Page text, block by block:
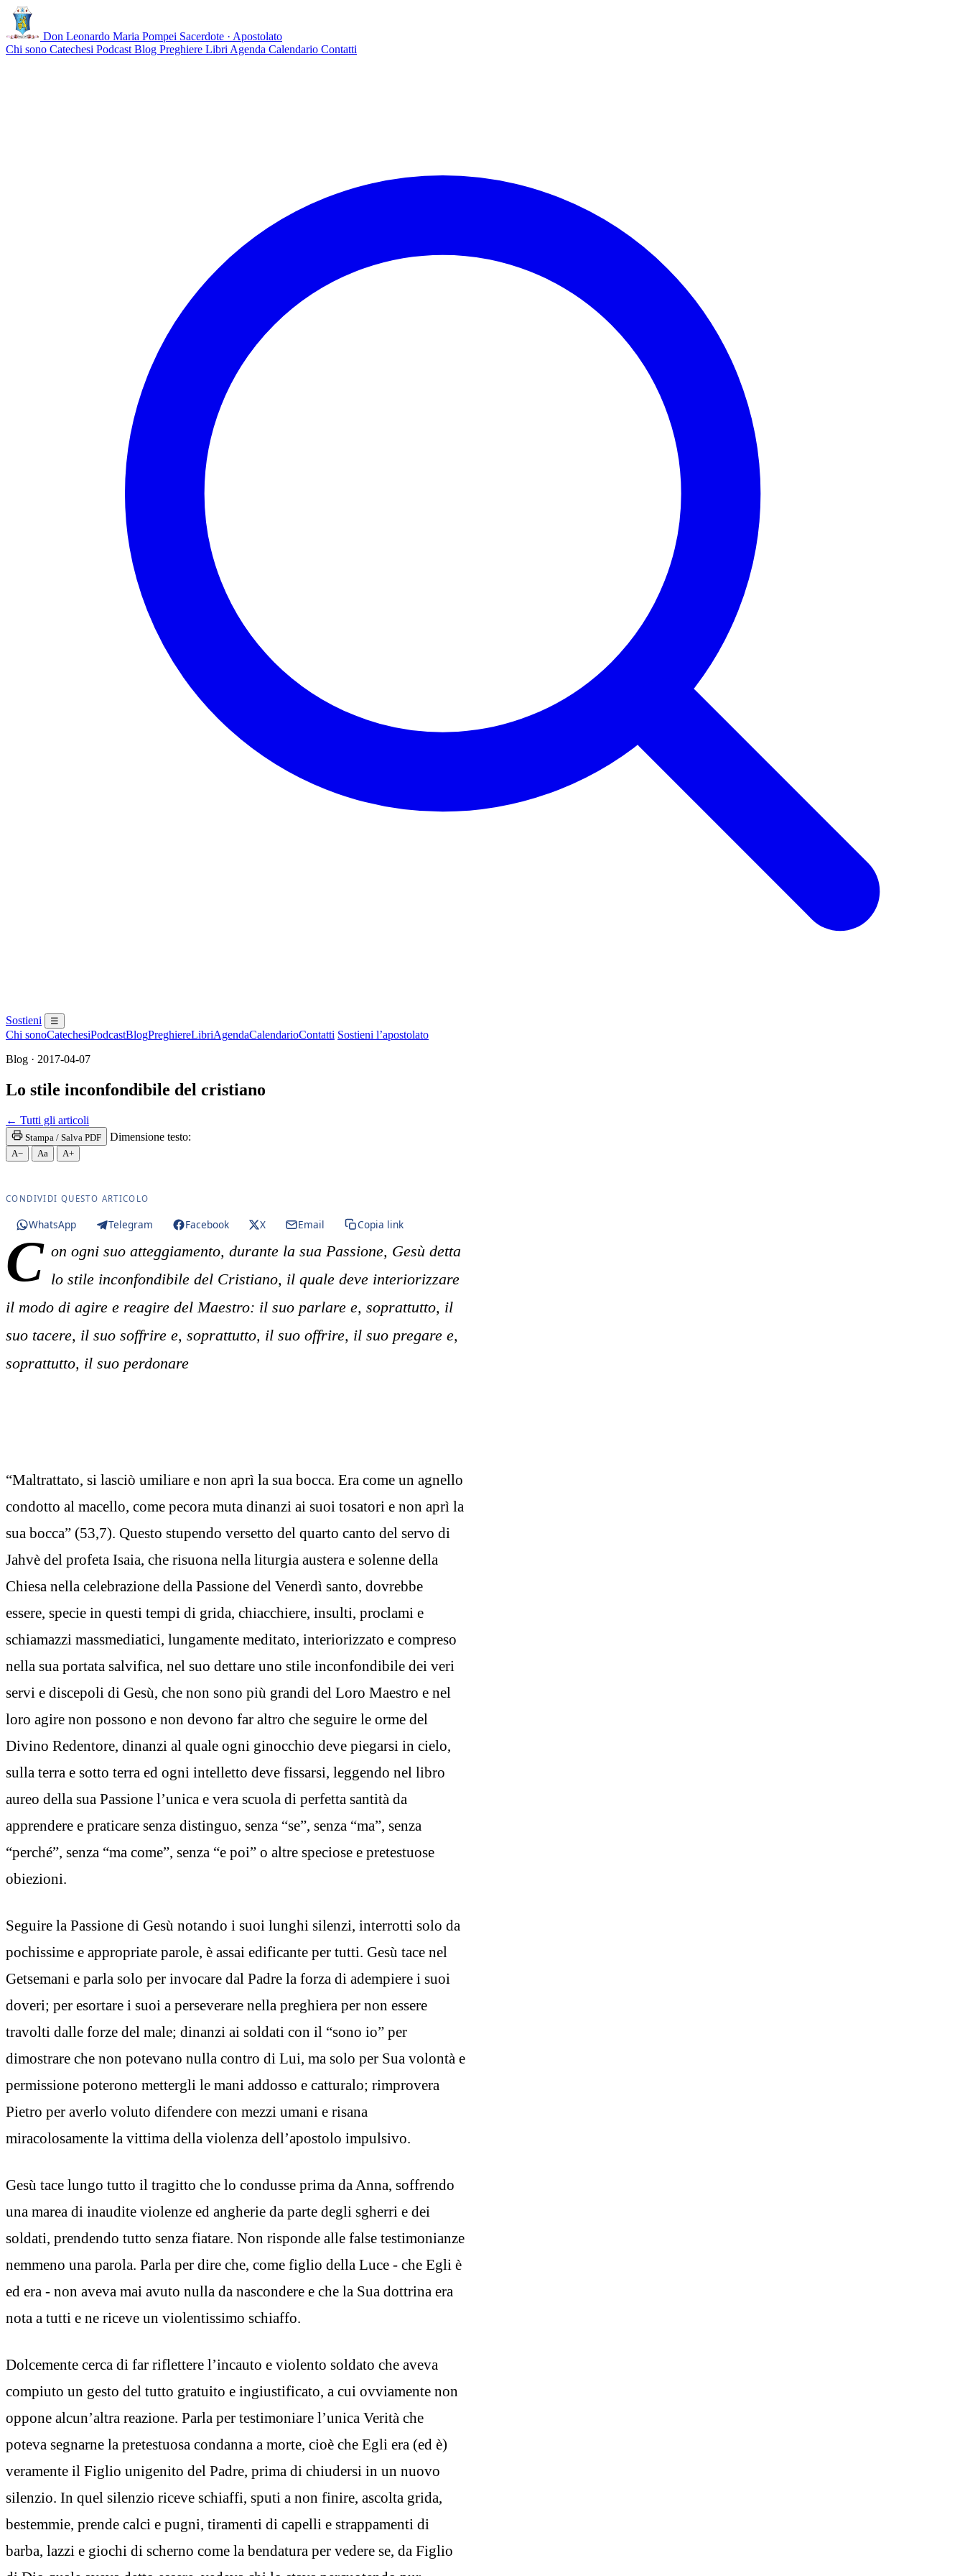
Don Leonardo Maria Pompei Sacerdote · Apostolato
Chi sono Catechesi Podcast Blog Preghiere Libri Agenda Calendario Contatti
Sostieni ☰
Chi sonoCatechesiPodcastBlogPreghiereLibriAgendaCalendarioContatti Sostieni l’apostolato
Blog · 2017-04-07
Lo stile inconfondibile del cristiano
← Tutti gli articoli
Stampa / Salva PDF Dimensione testo:
A− Aa A+
CONDIVIDI QUESTO ARTICOLO
WhatsApp Telegram Facebook X Email Copia link
C on ogni suo atteggiamento, durante la sua Passione, Gesù detta
lo stile inconfondibile del Cristiano, il quale deve interiorizzare
il modo di agire e reagire del Maestro: il suo parlare e, soprattutto, il
suo tacere, il suo soffrire e, soprattutto, il suo offrire, il suo pregare e,
soprattutto, il suo perdonare
“Maltrattato, si lasciò umiliare e non aprì la sua bocca. Era come un agnello
condotto al macello, come pecora muta dinanzi ai suoi tosatori e non aprì la
sua bocca” (53,7). Questo stupendo versetto del quarto canto del servo di
Jahvè del profeta Isaia, che risuona nella liturgia austera e solenne della
Chiesa nella celebrazione della Passione del Venerdì santo, dovrebbe
essere, specie in questi tempi di grida, chiacchiere, insulti, proclami e
schiamazzi massmediatici, lungamente meditato, interiorizzato e compreso
nella sua portata salvifica, nel suo dettare uno stile inconfondibile dei veri
servi e discepoli di Gesù, che non sono più grandi del Loro Maestro e nel
loro agire non possono e non devono far altro che seguire le orme del
Divino Redentore, dinanzi al quale ogni ginocchio deve piegarsi in cielo,
sulla terra e sotto terra ed ogni intelletto deve fissarsi, leggendo nel libro
aureo della sua Passione l’unica e vera scuola di perfetta santità da
apprendere e praticare senza distinguo, senza “se”, senza “ma”, senza
“perché”, senza “ma come”, senza “e poi” o altre speciose e pretestuose
obiezioni.
Seguire la Passione di Gesù notando i suoi lunghi silenzi, interrotti solo da
pochissime e appropriate parole, è assai edificante per tutti. Gesù tace nel
Getsemani e parla solo per invocare dal Padre la forza di adempiere i suoi
doveri; per esortare i suoi a perseverare nella preghiera per non essere
travolti dalle forze del male; dinanzi ai soldati con il “sono io” per
dimostrare che non potevano nulla contro di Lui, ma solo per Sua volontà e
permissione poterono mettergli le mani addosso e catturalo; rimprovera
Pietro per averlo voluto difendere con mezzi umani e risana
miracolosamente la vittima della violenza dell’apostolo impulsivo.
Gesù tace lungo tutto il tragitto che lo condusse prima da Anna, soffrendo
una marea di inaudite violenze ed angherie da parte degli sgherri e dei
soldati, prendendo tutto senza fiatare. Non risponde alle false testimonianze
nemmeno una parola. Parla per dire che, come figlio della Luce - che Egli è
ed era - non aveva mai avuto nulla da nascondere e che la Sua dottrina era
nota a tutti e ne riceve un violentissimo schiaffo.
Dolcemente cerca di far riflettere l’incauto e violento soldato che aveva
compiuto un gesto del tutto gratuito e ingiustificato, a cui ovviamente non
oppone alcun’altra reazione. Parla per testimoniare l’unica Verità che
poteva segnarne la pretestuosa condanna a morte, cioè che Egli era (ed è)
veramente il Figlio unigenito del Padre, prima di chiudersi in un nuovo
silenzio. In quel silenzio riceve schiaffi, sputi a non finire, ascolta grida,
bestemmie, prende calci e pugni, tiramenti di capelli e strappamenti di
barba, lazzi e giochi di scherno come la bendatura per vedere se, da Figlio